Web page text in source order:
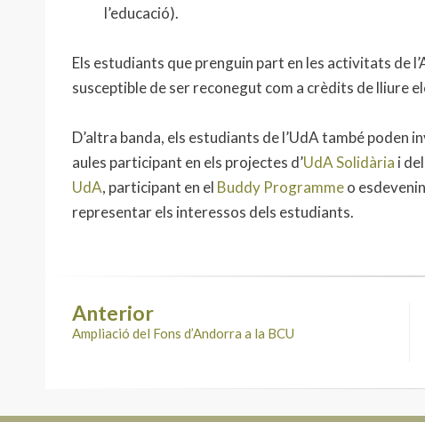
l’educació).
Els estudiants que prenguin part en les activitats de
susceptible de ser reconegut com a crèdits de lliure
D’altra banda, els estudiants de l’UdA també poden
aules participant en els projectes d’UdA Solidària i del
UdA, participant en el Buddy Programmeo
representar els interessos dels estudiants.
Navegació
d'entrades
Anterior
Ampliació del Fons d’Andorra a la BCU